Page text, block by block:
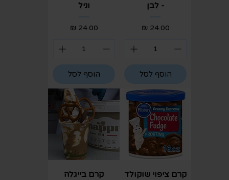
- לבן
מחיר
הוסף לסל
וניל
מחיר
הוסף לסל
קרם ציפוי שוקולד
קרם בייגלה